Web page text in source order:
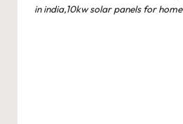
in india,10kw solar panels for home